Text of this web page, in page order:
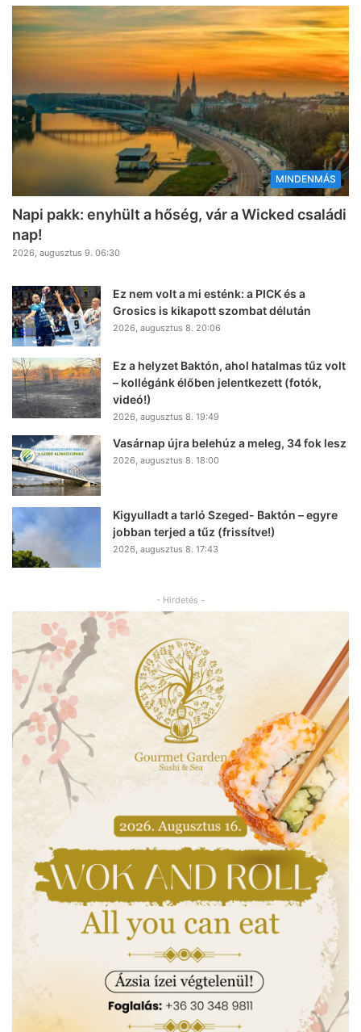
MINDENMÁS
Napi pakk: enyhült a hőség, vár a Wicked családi
nap!
2026, augusztus 9. 06:30
Ez nem volt a mi esténk: a PICK és a
Grosics is kikapott szombat délután
2026, augusztus 8. 20:06
Ez a helyzet Baktón, ahol hatalmas tűz volt
– kollégánk élőben jelentkezett (fotók,
videó!)
2026, augusztus 8. 19:49
Vasárnap újra belehúz a meleg, 34 fok lesz
2026, augusztus 8. 18:00
Kigyulladt a tarló Szeged- Baktón – egyre
jobban terjed a tűz (frissítve!)
2026, augusztus 8. 17:43
- Hirdetés -